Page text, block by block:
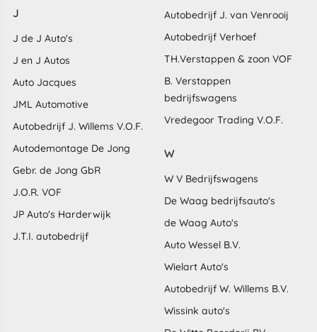
J
J de J Auto's
J en J Autos
Auto Jacques
JML Automotive
Autobedrijf J. Willems V.O.F.
Autodemontage De Jong
Gebr. de Jong GbR
J.O.R. VOF
JP Auto's Harderwijk
J.T.I. autobedrijf
Autobedrijf J. van Venrooij
Autobedrijf Verhoef
TH.Verstappen & zoon VOF
B. Verstappen
bedrijfswagens
Vredegoor Trading V.O.F.
W
W V Bedrijfswagens
De Waag bedrijfsauto's
de Waag Auto's
Auto Wessel B.V.
Wielart Auto's
Autobedrijf W. Willems B.V.
Wissink auto's